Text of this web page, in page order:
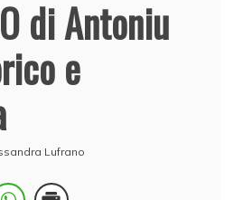
di Antoniu
e
Lufrano